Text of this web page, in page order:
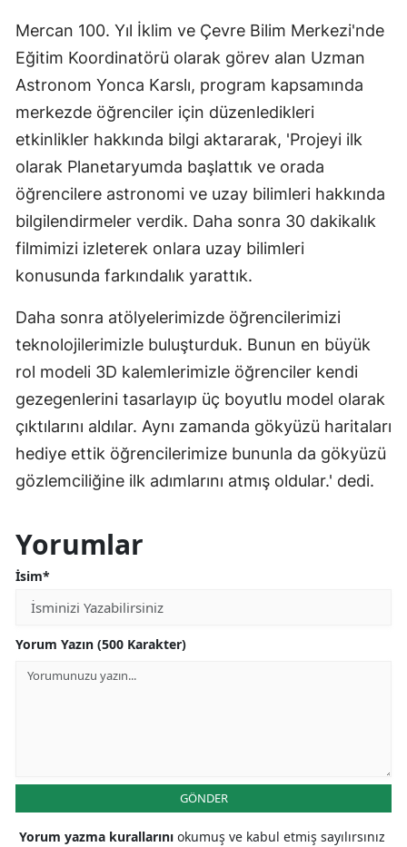
Mercan 100. Yıl İklim ve Çevre Bilim Merkezi'nde
Eğitim Koordinatörü olarak görev alan Uzman
Astronom Yonca Karslı, program kapsamında
merkezde öğrenciler için düzenledikleri
etkinlikler hakkında bilgi aktararak, 'Projeyi ilk
olarak Planetaryumda başlattık ve orada
öğrencilere astronomi ve uzay bilimleri hakkında
bilgilendirmeler verdik. Daha sonra 30 dakikalık
filmimizi izleterek onlara uzay bilimleri
konusunda farkındalık yarattık.
Daha sonra atölyelerimizde öğrencilerimizi
teknolojilerimizle buluşturduk. Bunun en büyük
rol modeli 3D kalemlerimizle öğrenciler kendi
gezegenlerini tasarlayıp üç boyutlu model olarak
çıktılarını aldılar. Aynı zamanda gökyüzü haritaları
hediye ettik öğrencilerimize bununla da gökyüzü
gözlemciliğine ilk adımlarını atmış oldular.' dedi.
Yorumlar
İsim*
Yorum Yazın (500 Karakter)
GÖNDER
Yorum yazma kurallarını okumuş ve kabul etmiş sayılırsınız